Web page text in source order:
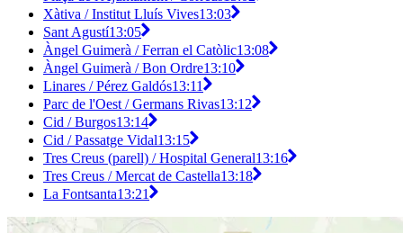
Xàtiva / Institut Lluís Vives13:03
Sant Agustí13:05
Àngel Guimerà / Ferran el Catòlic13:08
Àngel Guimerà / Bon Ordre13:10
Linares / Pérez Galdós13:11
Parc de l'Oest / Germans Rivas13:12
Cid / Burgos13:14
Cid / Passatge Vidal13:15
Tres Creus (parell) / Hospital General13:16
Tres Creus / Mercat de Castella13:18
La Fontsanta13:21